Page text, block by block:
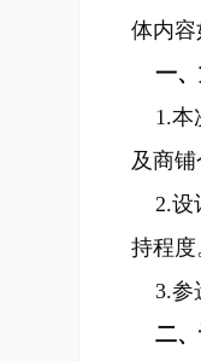
体内容
一
1.本
及商铺
2.设
持程度
3.参
二